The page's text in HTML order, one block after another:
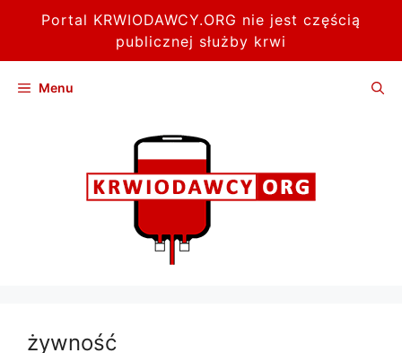
Portal KRWIODAWCY.ORG nie jest częścią
publicznej służby krwi
Menu
żywność